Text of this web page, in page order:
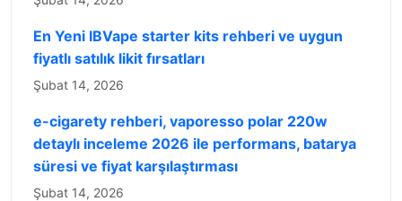
En Yeni IBVape starter kits rehberi ve uygun
fiyatlı satılık likit fırsatları
Şubat 14, 2026
e-cigarety rehberi, vaporesso polar 220w
detaylı inceleme 2026 ile performans, batarya
süresi ve fiyat karşılaştırması
Şubat 14, 2026